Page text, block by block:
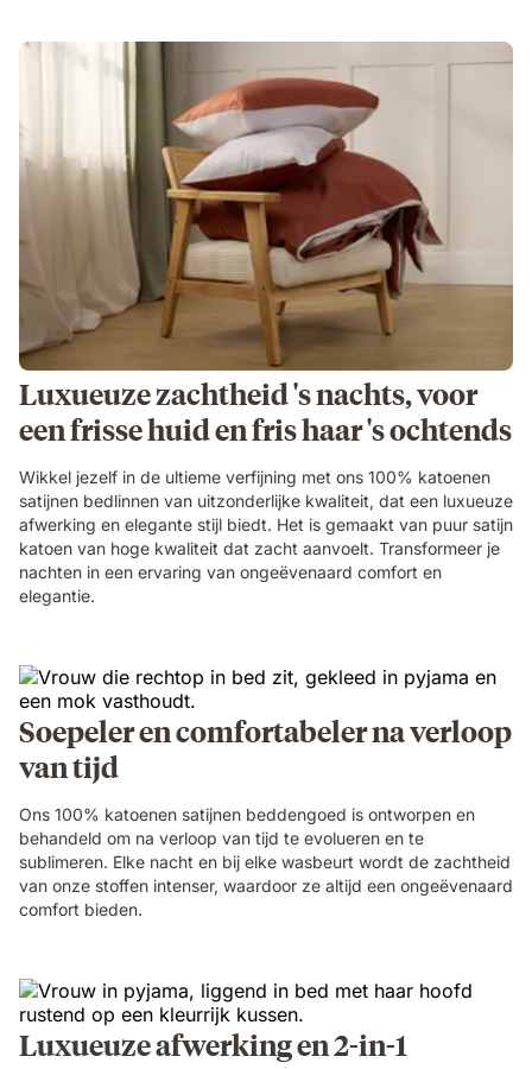
Luxueuze zachtheid 's nachts, voor
een frisse huid en fris haar 's ochtends
Wikkel jezelf in de ultieme verfijning met ons 100% katoenen
satijnen bedlinnen van uitzonderlijke kwaliteit, dat een luxueuze
afwerking en elegante stijl biedt. Het is gemaakt van puur satijn
katoen van hoge kwaliteit dat zacht aanvoelt. Transformeer je
nachten in een ervaring van ongeëvenaard comfort en
elegantie.
Soepeler en comfortabeler na verloop
van tijd
Ons 100% katoenen satijnen beddengoed is ontworpen en
behandeld om na verloop van tijd te evolueren en te
sublimeren. Elke nacht en bij elke wasbeurt wordt de zachtheid
van onze stoffen intenser, waardoor ze altijd een ongeëvenaard
comfort bieden.
Luxueuze afwerking en 2-in-1